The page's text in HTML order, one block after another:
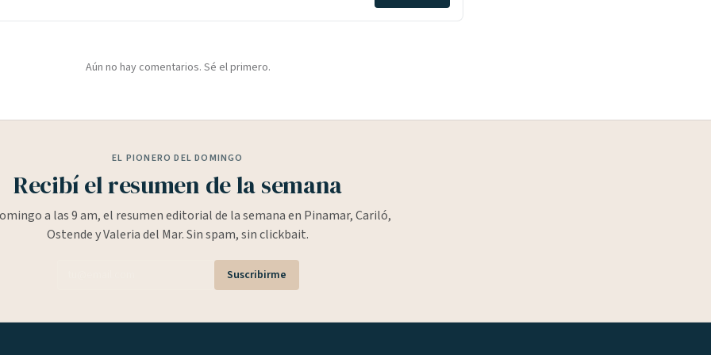
Aún no hay comentarios. Sé el primero.
EL PIONERO DEL DOMINGO
Recibí el resumen de la semana
a las 9 am, el resumen editorial de la semana en Pinamar, Cariló,
Ostende y Valeria del Mar. Sin spam, sin clickbait.
Suscribirme